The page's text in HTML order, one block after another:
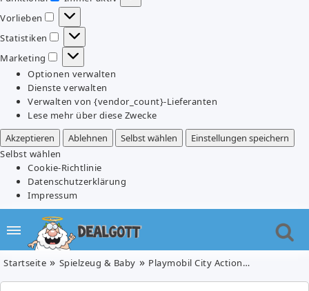
Funktional
Vorlieben
Vorlieben
Statistiken
Statistiken
Marketing
Marketing
Optionen verwalten
Dienste verwalten
Verwalten von {vendor_count}-Lieferanten
Lese mehr über diese Zwecke
Akzeptieren
Ablehnen Selbst wählen
Einstellungen speichern
Selbst wählen
Cookie-Richtlinie
Datenschutzerklärung
Impressum
Startseite Spielzeug & Baby Playmobil City Action – Passagierflugzeug 5395 ab 17€ (Vergleich: 31,76€)